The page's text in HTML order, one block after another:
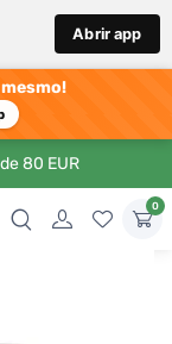
Abrir app
80 EUR
0